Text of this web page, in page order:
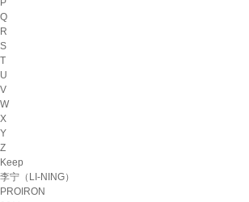
P
Q
R
S
T
U
V
W
X
Y
Z
Keep
李宁（LI-NING）
PROIRON